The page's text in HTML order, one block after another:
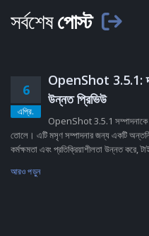
সর্বশেষপোস্ট
6
এপ্রি.
OpenShot 3.5.1:
উন্নত প্রিভিউ
OpenShot 3.5.1 সম্পাদনাকে
তোলে। এটি মসৃণ সম্পাদনার জন্য একটি
কর্মক্ষমতা এবং প্রতিক্রিয়াশীলতা উন্নত করে,
আরও পড়ুন